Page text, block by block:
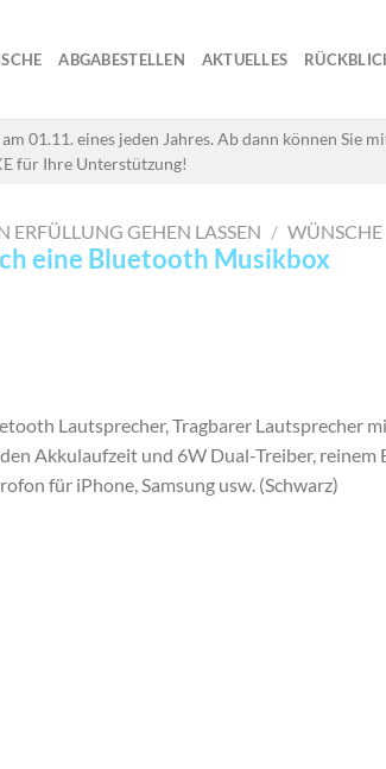
ABGABESTELLEN AKTUELLES
eines jeden Jahres. Ab dann können Sie
für Ihre Unterstützung!
ERFÜLLUNG GEHEN LASSEN / WÜNSCHE
eine Bluetooth Musikbox
Lautsprecher, Tragbarer Lautsprecher
Akkulaufzeit und 6W Dual-Treiber, reinem
für iPhone, Samsung usw. (Schwarz)